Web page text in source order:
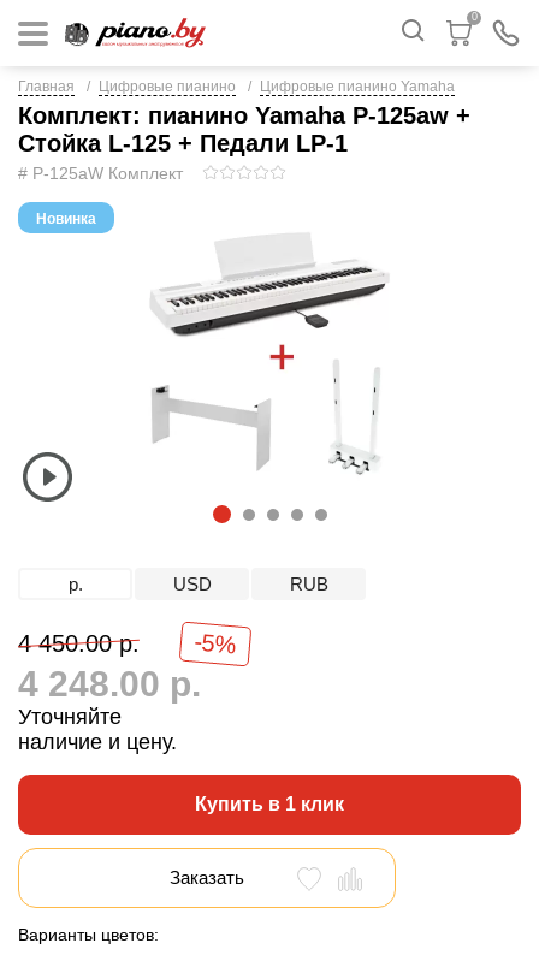
0
Главная Цифровые пианино Цифровые пианино Yamaha
Комплект: пианино Yamaha P-125aw +
Стойка L-125 + Педали LP-1
# P-125aW Комплект
Новинка
1 2 3 4 5
р. USD RUB
4 450.00 р. -5%
4 248.00 р.
Уточняйте
наличие и цену.
Купить в 1 клик
Заказать
Варианты цветов: